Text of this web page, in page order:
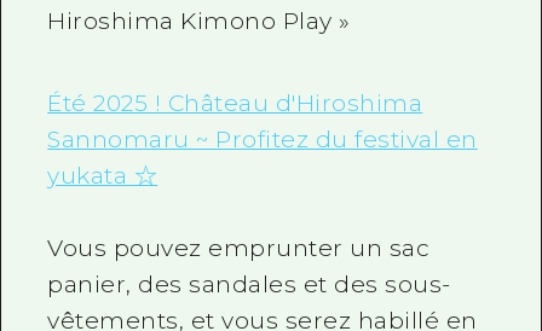
Hiroshima Kimono Play »
Été 2025 ! Château d'Hiroshima
Sannomaru ~ Profitez du festival en
yukata ☆
Vous pouvez emprunter un sac
panier, des sandales et des sous-
vêtements, et vous serez habillé en